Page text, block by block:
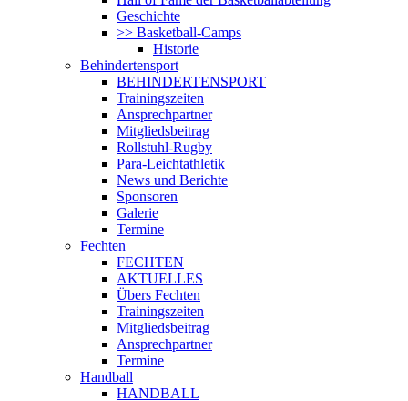
Geschichte
>> Basketball-Camps
Historie
Behindertensport
BEHINDERTENSPORT
Trainingszeiten
Ansprechpartner
Mitgliedsbeitrag
Rollstuhl-Rugby
Para-Leichtathletik
News und Berichte
Sponsoren
Galerie
Termine
Fechten
FECHTEN
AKTUELLES
Übers Fechten
Trainingszeiten
Mitgliedsbeitrag
Ansprechpartner
Termine
Handball
HANDBALL